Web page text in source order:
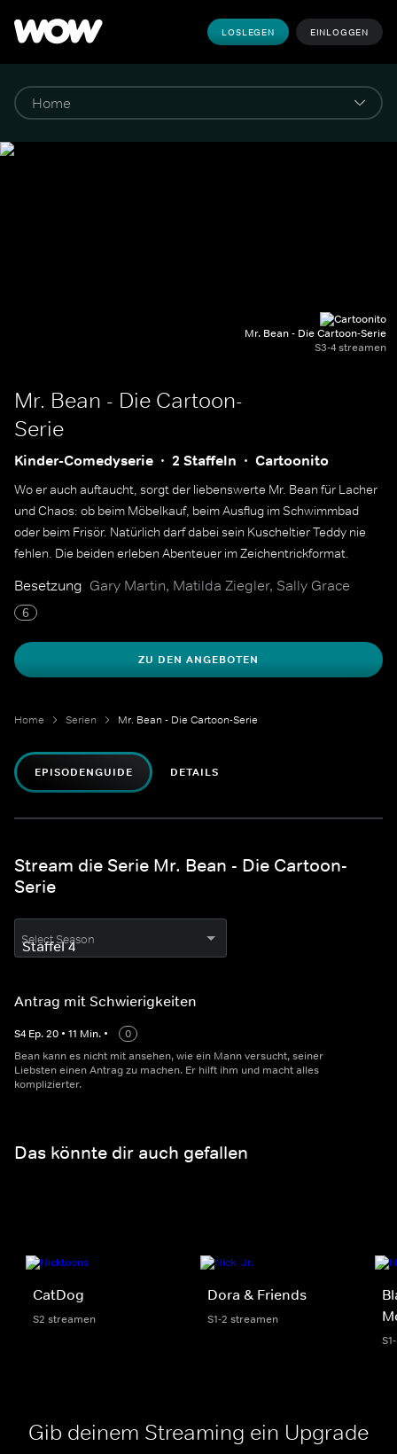
LOSLEGEN EINLOGGEN
Mr. Bean - Die Cartoon-Serie
S3-4 streamen
Mr. Bean - Die Cartoon-
Serie
Kinder-Comedyserie 2 Staffeln Cartoonito
Wo er auch auftaucht, sorgt der liebenswerte Mr. Bean für Lacher
und Chaos: ob beim Möbelkauf, beim Ausflug im Schwimmbad
oder beim Frisör. Natürlich darf dabei sein Kuscheltier Teddy nie
fehlen. Die beiden erleben Abenteuer im Zeichentrickformat.
Besetzung Gary Martin, Matilda Ziegler, Sally Grace
6
ZU DEN ANGEBOTEN
Home Serien Mr. Bean - Die Cartoon-Serie
EPISODENGUIDE DETAILS
Stream die Serie Mr. Bean - Die Cartoon-
Serie
Select Season
Antrag mit Schwierigkeiten
S4 Ep.20 • 11 Min. •
0
Bean kann es nicht mit ansehen, wie ein Mann versucht, seiner
Liebsten einen Antrag zu machen. Er hilft ihm und macht alles
komplizierter.
Das könnte dir auch gefallen
CatDog
S2 streamen
Dora & Friends
S1-2 streamen
Gib deinem Streaming ein Upgrade